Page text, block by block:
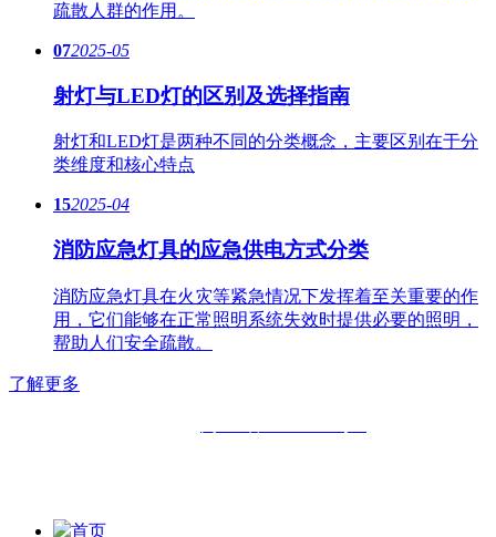
疏散人群的作用。
072025-05
射灯与LED灯的区别及选择指南
射灯和LED灯是两种不同的分类概念，主要区别在于分
类维度和核心特点
152025-04
消防应急灯具的应急供电方式分类
消防应急灯具在火灾等紧急情况下发挥着至关重要的作
用，它们能够在正常照明系统失效时提供必要的照明，
帮助人们安全疏散。
了解更多
首页